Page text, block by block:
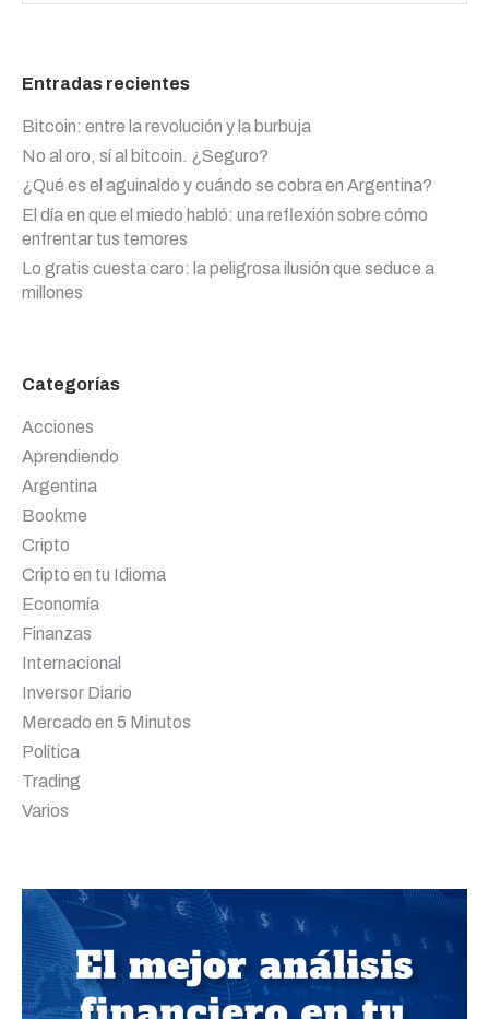
Entradas recientes
Bitcoin: entre la revolución y la burbuja
No al oro, sí al bitcoin. ¿Seguro?
¿Qué es el aguinaldo y cuándo se cobra en Argentina?
El día en que el miedo habló: una reflexión sobre cómo
enfrentar tus temores
Lo gratis cuesta caro: la peligrosa ilusión que seduce a
millones
Categorías
Acciones
Aprendiendo
Argentina
Bookme
Cripto
Cripto en tu Idioma
Economía
Finanzas
Internacional
Inversor Diario
Mercado en 5 Minutos
Política
Trading
Varios